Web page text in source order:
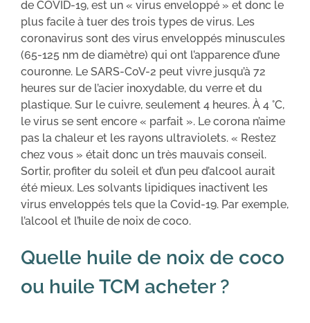
de COVID-19, est un « virus enveloppé » et donc le
plus facile à tuer des trois types de virus. Les
coronavirus sont des virus enveloppés minuscules
(65-125 nm de diamètre) qui ont l’apparence d’une
couronne. Le SARS-CoV-2 peut vivre jusqu’à 72
heures sur de l’acier inoxydable, du verre et du
plastique. Sur le cuivre, seulement 4 heures. À 4 °C,
le virus se sent encore « parfait ». Le corona n’aime
pas la chaleur et les rayons ultraviolets. « Restez
chez vous » était donc un très mauvais conseil.
Sortir, profiter du soleil et d’un peu d’alcool aurait
été mieux. Les solvants lipidiques inactivent les
virus enveloppés tels que la Covid-19. Par exemple,
l’alcool et l’huile de noix de coco.
Quelle huile de noix de coco
ou huile TCM acheter ?